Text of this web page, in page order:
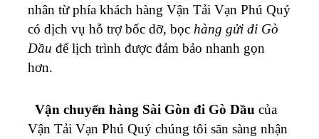
nhân từ phía khách hàng Vận Tải Vạn Phú Quý
có dịch vụ hỗ trợ bốc dỡ, bọc hàng gửi đi Gò
Dầu để lịch trình được đảm bảo nhanh gọn
hơn.
Vận chuyển hàng Sài Gòn đi Gò Dầu của
Vận Tải Vạn Phú Quý chúng tôi sãn sàng nhận